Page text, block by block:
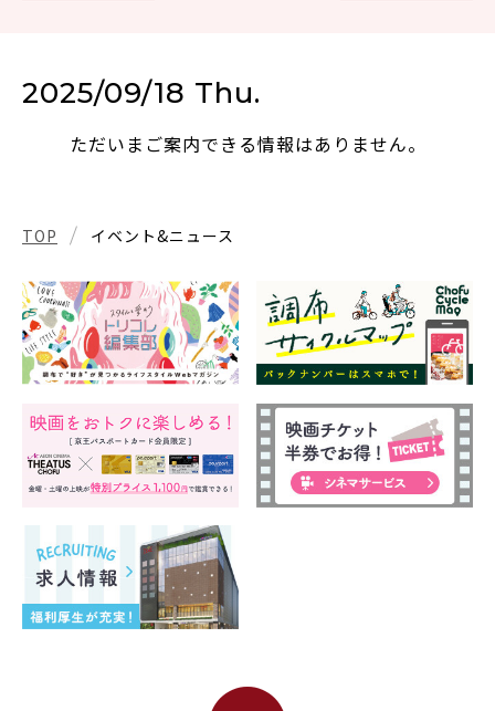
2025/09/18 Thu.
ただいまご案内できる情報はありません。
TOP イベント&ニュース